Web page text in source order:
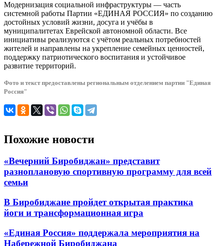
Модернизация социальной инфраструктуры — часть
системной работы Партии «ЕДИНАЯ РОССИЯ» по созданию
достойных условий жизни, досуга и учёбы в
муниципалитетах Еврейской автономной области. Все
инициативы реализуются с учётом реальных потребностей
жителей и направлены на укрепление семейных ценностей,
поддержку патриотического воспитания и устойчивое
развитие территорий.
Фото и текст предоставлены региональным отделением партии "Единая
Россия"
Похожие новости
«Вечерний Биробиджан» представит
разноплановую спортивную программу для всей
семьи
В Биробиджане пройдет открытая практика
йоги и трансформационная игра
«Единая Россия» поддержала мероприятия на
Набережной Биробиджана